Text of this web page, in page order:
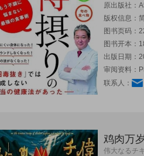
原出版社：
版权信息：
图书页码：
图书开本：
出版日期：
审阅资料：
联系人：
鸡肉万
伟大なるチ